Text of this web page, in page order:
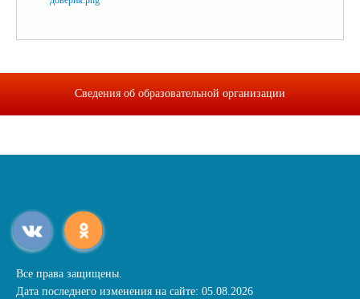
Сведения об образовательной организации
Все права защищены.
Дата последнего изменения на сайте: 05.08.2026